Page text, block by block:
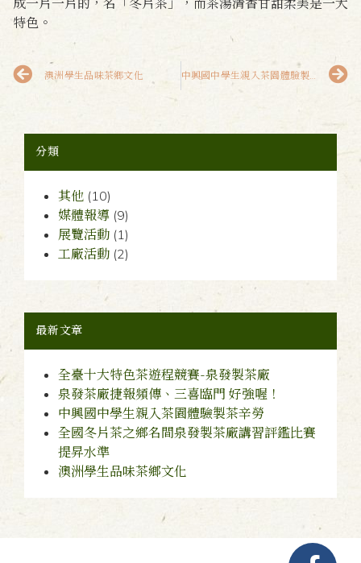
成一片一片的，名「冬片茶」，而茶湯清香甘甜柔美是一大
特色。
澳洲學生品味茶鄉文化 中興國中學生親入茶園體驗製茶辛勞
分類
其他 (10)
媒體報導 (9)
展覽活動 (1)
工廠活動 (2)
最新文章
全臺十大特色茶遊程競賽-泉發製茶廠
泉發茶廠捷報頻傳、三喜臨門 好強喔！
中興國中學生親入茶園體驗製茶辛勞
全國冬片茶之鄉名間泉發製茶廠講習評鑑比賽
提昇水準
澳洲學生品味茶鄉文化